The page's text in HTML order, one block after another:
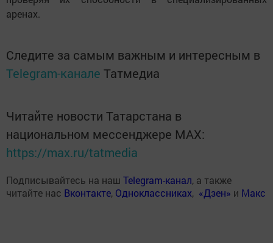
аренах.
Следите за самым важным и интересным в
Telegram-канале Татмедиа
Читайте новости Татарстана в
национальном мессенджере MАХ:
https://max.ru/tatmedia
Подписывайтесь на наш Telegram-канал, а также
читайте нас Вконтакте, Одноклассниках, «Дзен» и Макс